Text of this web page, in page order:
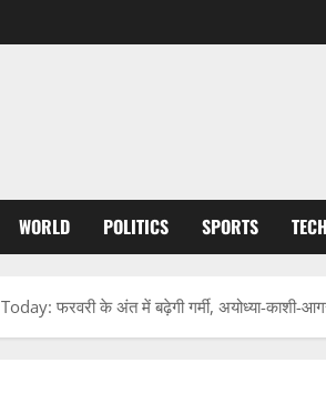
WORLD POLITICS SPORTS TECH
फरवरी के अंत में बढ़ेगी गर्मी, अयोध्या-काशी-